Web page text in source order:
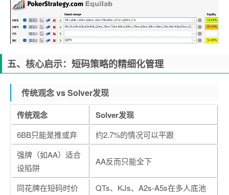
五、核心启示：短码策略的精细化管理
传统观念 vs Solver发现
传统观念 Solver发现
6BB只能是推或弃
约2.7%的情况可以平跟
强牌（如AA）适合
设陷阱
AA反而只能全下
同花牌在短码时价
QTs、KJs、A2s-A5s在多人底池